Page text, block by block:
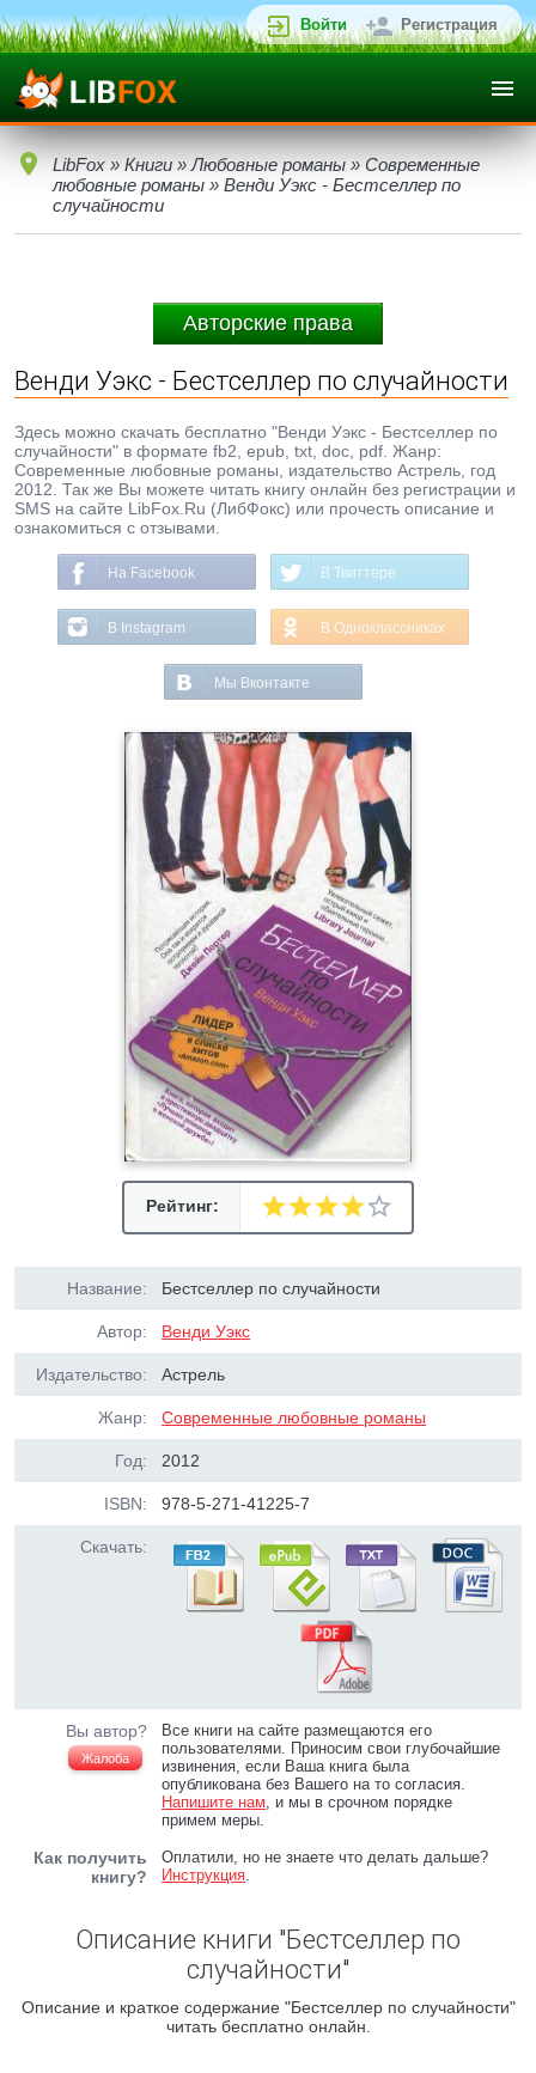
Войти Регистрация
LibFox » Книги » Любовные романы » Современные
любовные романы » Венди Уэкс - Бестселлер по
случайности
Авторские права
Венди Уэкс - Бестселлер по случайности
Здесь можно скачать бесплатно "Венди Уэкс - Бестселлер по
случайности" в формате fb2, epub, txt, doc, pdf. Жанр:
Современные любовные романы, издательство Астрель, год
2012. Так же Вы можете читать книгу онлайн без регистрации и
SMS на сайте LibFox.Ru (ЛибФокс) или прочесть описание и
ознакомиться с отзывами.
На Facebook В Твиттере
В Instagram В Одноклассниках
Мы Вконтакте
Рейтинг:
Название: Бестселлер по случайности
Автор: Венди Уэкс
Издательство: Астрель
Жанр: Современные любовные романы
Год: 2012
ISBN: 978-5-271-41225-7
Скачать:
Вы автор?
Жалоба
Все книги на сайте размещаются его
пользователями. Приносим свои глубочайшие
извинения, если Ваша книга была
опубликована без Вашего на то согласия.
Напишите нам, и мы в срочном порядке
примем меры.
Как получить
книгу?
Оплатили, но не знаете что делать дальше?
Инструкция.
Описание книги "Бестселлер по
случайности"
Описание и краткое содержание "Бестселлер по случайности"
читать бесплатно онлайн.